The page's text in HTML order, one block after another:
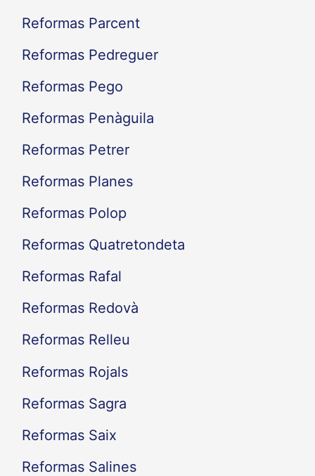
Reformas Parcent
Reformas Pedreguer
Reformas Pego
Reformas Penàguila
Reformas Petrer
Reformas Planes
Reformas Polop
Reformas Quatretondeta
Reformas Rafal
Reformas Redovà
Reformas Relleu
Reformas Rojals
Reformas Sagra
Reformas Saix
Reformas Salines